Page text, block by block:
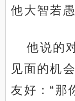
他大智若
他说的
见面的机
友好：“那